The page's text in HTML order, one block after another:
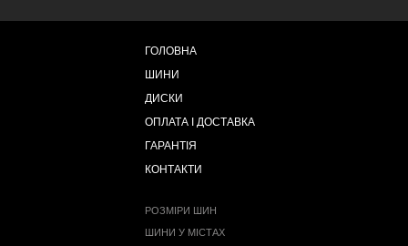
ГОЛОВНА
ШИНИ
ДИСКИ
ОПЛАТА І ДОСТАВКА
ГАРАНТІЯ
КОНТАКТИ
РОЗМІРИ ШИН
ШИНИ У МІСТАХ